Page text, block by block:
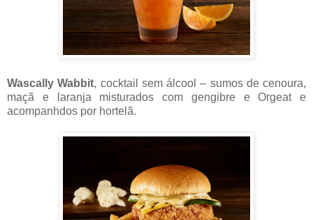
Wascally Wabbit, cocktail sem álcool – sumos de cenoura,
maçã e laranja misturados com gengibre e Orgeat e
acompanhdos por hortelã.